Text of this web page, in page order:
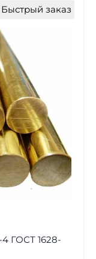
Быстрый заказ
ГОСТ 1628-